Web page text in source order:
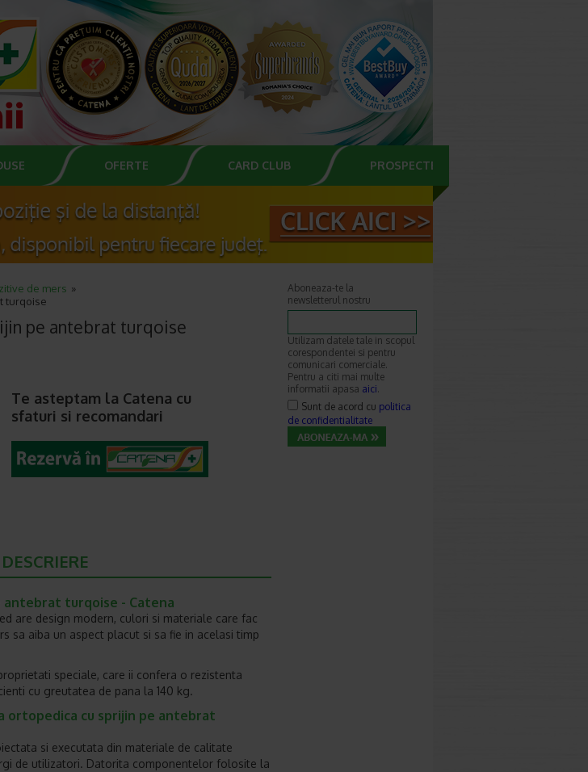
OFERTE CARD CLUB PROSPECTE
de mers
turqoise
pe antebrat turqoise
Te asteptam la Catena cu
sfaturi si recomandari
DESCRIERE
antebrat turqoise - Catena
are design modern, culori si materiale care fac
sa aiba un aspect placut si sa fie in acelasi timp
speciale, care ii confera o rezistenta
cu greutatea de pana la 140 kg.
ortopedica cu sprijin pe antebrat
si executata din materiale de calitate
de utilizatori. Datorita componentelor folosite la
Aboneaza-te la
newsletterul nostru
Utilizam datele tale in scopul
corespondentei si pentru
comunicari comerciale.
Pentru a citi mai multe
informatii apasa aici.
Sunt de acord cu politica
de confidentialitate